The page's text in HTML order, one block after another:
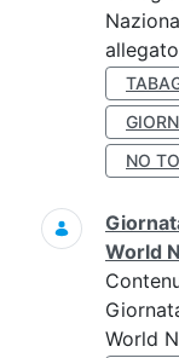
NO
World
World